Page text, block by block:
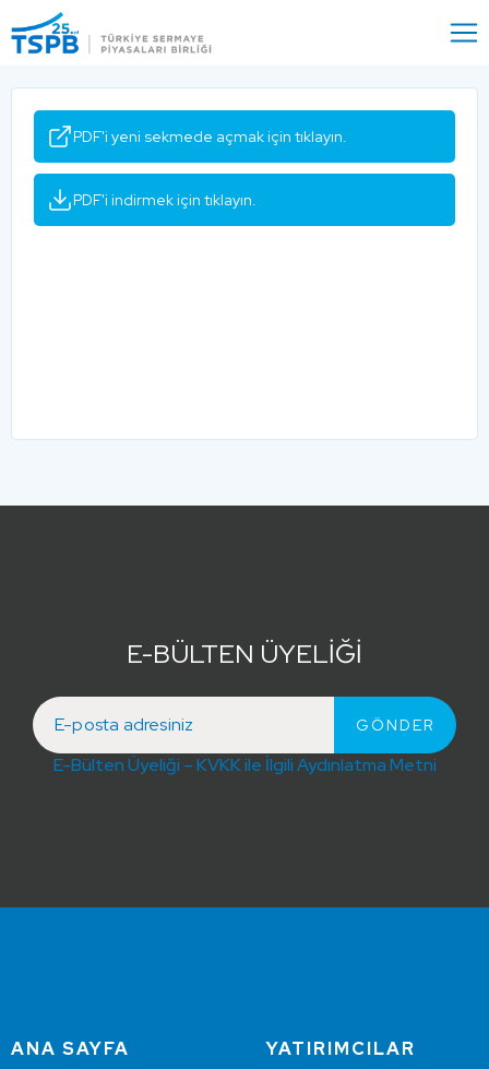
Close
PDF'i yeni sekmede açmak için tıklayın.
PDF'i indirmek için tıklayın.
E-BÜLTEN ÜYELİĞİ
E-Bülten Üyeliği – KVKK ile İlgili Aydınlatma Metni
ANA SAYFA
YATIRIMCILAR